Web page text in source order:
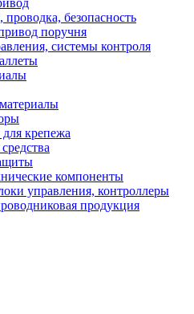
безопасность
поручня
системы контроля
крепежа
компоненты
управления, контроллеры
продукция